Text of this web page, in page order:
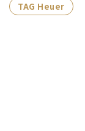
TAG Heuer